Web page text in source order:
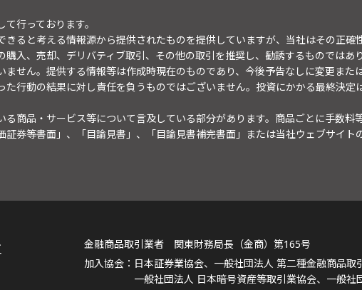
行っております。
きると考える情報源から提供されたものを提供していますが、当社はその正
入、売却、デリバティブ取引、その他の取引を推奨し、勧誘するものではあ
せん。提供する情報等は作成時現在のものであり、今後予告なしに変更また
た行動の結果に対し責任を負うものではございません。投資にかかる最終決
商品・サービス等について言及している部分があります。商品ごとに手数料
証券等書面」、「目論見書」、「目論見書補完書面」または当社ウェブサイト
金融商品取引業者 関東財務局長（金商）第165号
日本証券業協会、一般社団法人 第二種金融商品取
一般社団法人 日本暗号資産等取引業協会、一般社